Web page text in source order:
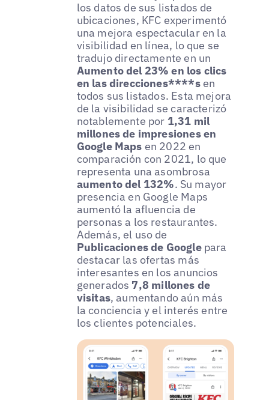
los datos de sus listados de
ubicaciones, KFC experimentó
una mejora espectacular en la
visibilidad en línea, lo que se
tradujo directamente en un
Aumento del 23% en los clics
en las direcciones****sen
todos sus listados. Esta mejora
de la visibilidad se caracterizó
notablemente por 1,31 mil
millones de impresiones en
Google Maps en 2022 en
comparación con 2021, lo que
representa una asombrosa
aumento del 132%. Su mayor
presencia en Google Maps
aumentó la afluencia de
personas a los restaurantes.
Además, el uso de
Publicaciones de Googlepara
destacar las ofertas más
interesantes en los anuncios
generados 7,8 millones de
visitas, aumentando aún más
la conciencia y el interés entre
los clientes potenciales.